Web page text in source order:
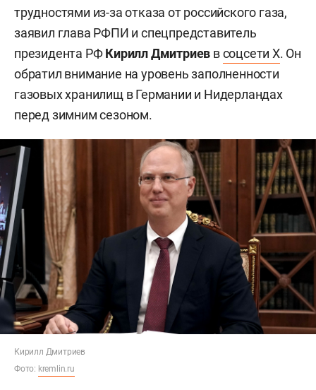
трудностями из-за отказа от российского газа,
заявил глава РФПИ и спецпредставитель
президента РФКирилл Дмитриев всоцсети X. Он
обратил внимание на уровень заполненности
газовых хранилищ в Германии и Нидерландах
перед зимним сезоном.
Кирилл Дмитриев
Фото: kremlin.ru